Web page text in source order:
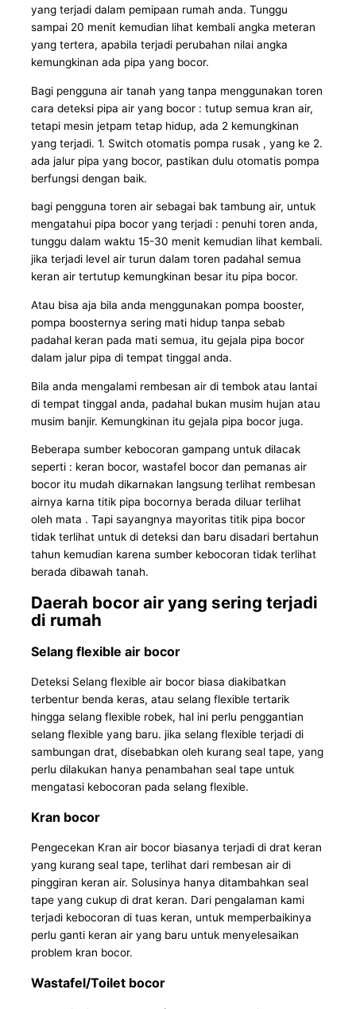
yang terjadi dalam pemipaan rumah anda. Tunggu
sampai 20 menit kemudian lihat kembali angka meteran
yang tertera, apabila terjadi perubahan nilai angka
kemungkinan ada pipa yang bocor.
Bagi pengguna air tanah yang tanpa menggunakan toren
cara deteksi pipa air yang bocor : tutup semua kran air,
tetapi mesin jetpam tetap hidup, ada 2 kemungkinan
yang terjadi. 1. Switch otomatis pompa rusak , yang ke 2.
ada jalur pipa yang bocor, pastikan dulu otomatis pompa
berfungsi dengan baik.
bagi pengguna toren air sebagai bak tambung air, untuk
mengatahui pipa bocor yang terjadi : penuhi toren anda,
tunggu dalam waktu 15-30 menit kemudian lihat kembali.
jika terjadi level air turun dalam toren padahal semua
keran air tertutup kemungkinan besar itu pipa bocor.
Atau bisa aja bila anda menggunakan pompa booster,
pompa boosternya sering mati hidup tanpa sebab
padahal keran pada mati semua, itu gejala pipa bocor
dalam jalur pipa di tempat tinggal anda.
Bila anda mengalami rembesan air di tembok atau lantai
di tempat tinggal anda, padahal bukan musim hujan atau
musim banjir. Kemungkinan itu gejala pipa bocor juga.
Beberapa sumber kebocoran gampang untuk dilacak
seperti : keran bocor, wastafel bocor dan pemanas air
bocor itu mudah dikarnakan langsung terlihat rembesan
airnya karna titik pipa bocornya berada diluar terlihat
oleh mata . Tapi sayangnya mayoritas titik pipa bocor
tidak terlihat untuk di deteksi dan baru disadari bertahun
tahun kemudian karena sumber kebocoran tidak terlihat
berada dibawah tanah.
Daerah bocor air yang sering terjadi
di rumah
Selang flexible air bocor
Deteksi Selang flexible air bocor biasa diakibatkan
terbentur benda keras, atau selang flexible tertarik
hingga selang flexible robek, hal ini perlu penggantian
selang flexible yang baru. jika selang flexible terjadi di
sambungan drat, disebabkan oleh kurang seal tape, yang
perlu dilakukan hanya penambahan seal tape untuk
mengatasi kebocoran pada selang flexible.
Kran bocor
Pengecekan Kran air bocor biasanya terjadi di drat keran
yang kurang seal tape, terlihat dari rembesan air di
pinggiran keran air. Solusinya hanya ditambahkan seal
tape yang cukup di drat keran. Dari pengalaman kami
terjadi kebocoran di tuas keran, untuk memperbaikinya
perlu ganti keran air yang baru untuk menyelesaikan
problem kran bocor.
Wastafel/Toilet bocor